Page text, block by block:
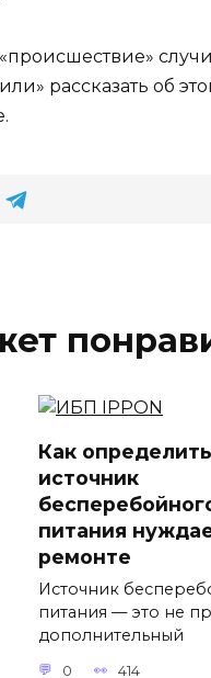
рассказать об
Как
источник
питания
ремонте
Источник
питания — это не
дополнительный
0 414